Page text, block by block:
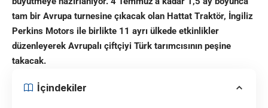
tam bir Avrupa turnesine çıkacak olan Hattat Traktör, İngiliz
Perkins Motors ile birlikte 11 ayrı ülkede etkinlikler
düzenleyerek Avrupalı çiftçiyi Türk tarımcısının peşine
takacak.
İçindekiler